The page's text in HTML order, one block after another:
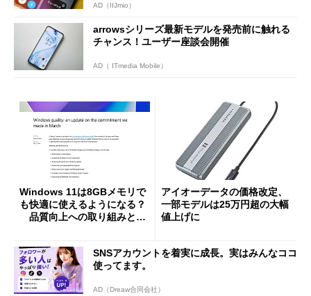
AD（IIJmio）
arrowsシリーズ最新モデルを発売前に触れる
チャンス！ユーザー座談会開催
AD（ ITmedia Mobile）
Windows 11は8GBメモリで
も快適に使えるようになる？
品質向上への取り組みと
アイオーデータの価格改定、
一部モデルは25万円超の大幅
値上げに
SNSアカウントを着実に成長。実はみんなココ
使ってます。
AD（Dreaw合同会社）